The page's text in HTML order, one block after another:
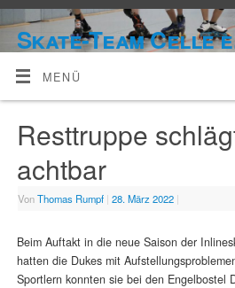
Skate-Team Celle
MENÜ
Resttruppe
achtbar
VonThomas Rumpf | 28. März 2022 |
Beim Auftakt in die neue Saison der
hatten die Dukes mit
Sportlern konnten sie bei den Engelbostel